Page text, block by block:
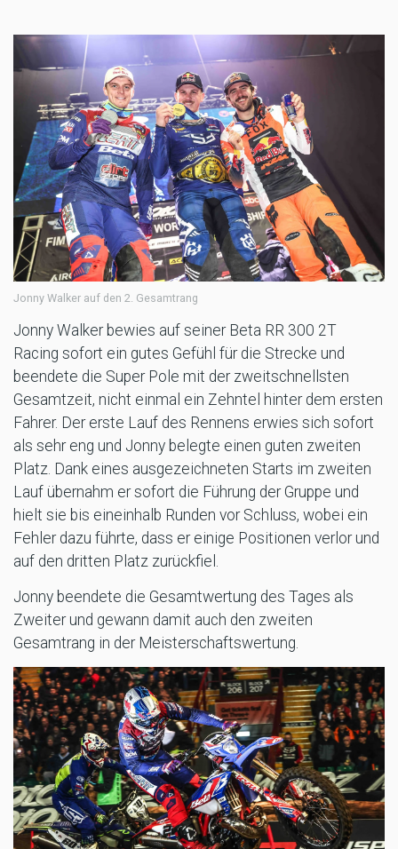
Jonny Walker auf den 2. Gesamtrang
Jonny Walker bewies auf seiner Beta RR 300 2T
Racing sofort ein gutes Gefühl für die Strecke und
beendete die Super Pole mit der zweitschnellsten
Gesamtzeit, nicht einmal ein Zehntel hinter dem ersten
Fahrer. Der erste Lauf des Rennens erwies sich sofort
als sehr eng und Jonny belegte einen guten zweiten
Platz. Dank eines ausgezeichneten Starts im zweiten
Lauf übernahm er sofort die Führung der Gruppe und
hielt sie bis eineinhalb Runden vor Schluss, wobei ein
Fehler dazu führte, dass er einige Positionen verlor und
auf den dritten Platz zurückfiel.
Jonny beendete die Gesamtwertung des Tages als
Zweiter und gewann damit auch den zweiten
Gesamtrang in der Meisterschaftswertung.